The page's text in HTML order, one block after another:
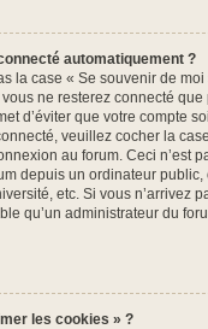
automatiquement ?
la case « Se souvenir de moi
ne resterez connecté
d’éviter que votre compte
veuillez cocher la
au forum. Ceci n’est
depuis un ordinateur
etc. Si vous n’arrivez
qu’un administrateur du
les cookies » ?